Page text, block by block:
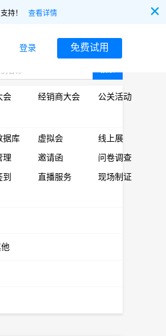
持！ 查看详情
登录 免费试用
会 经销商大会
公关活动
据库 虚拟会
线上展
理 邀请函
问卷调查
直播服务
现场制证